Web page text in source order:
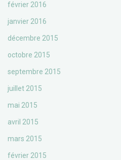
février 2016
janvier 2016
décembre 2015
octobre 2015
septembre 2015
juillet 2015
mai 2015
avril 2015
mars 2015
février 2015